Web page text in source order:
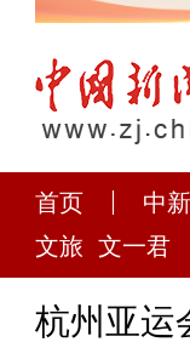
首页 中
文旅 文一君
杭州亚运